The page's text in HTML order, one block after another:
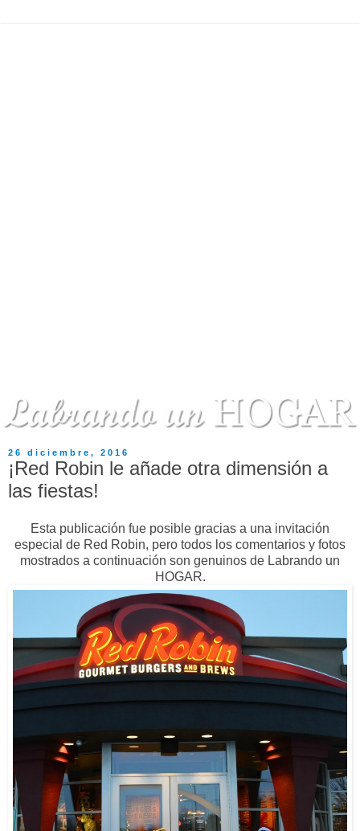
26 diciembre, 2016
¡Red Robin le añade otra dimensión a
las fiestas!
Esta publicación fue posible gracias a una invitación
especial de Red Robin, pero todos los comentarios y fotos
mostrados a continuación son genuinos de Labrando un
HOGAR.